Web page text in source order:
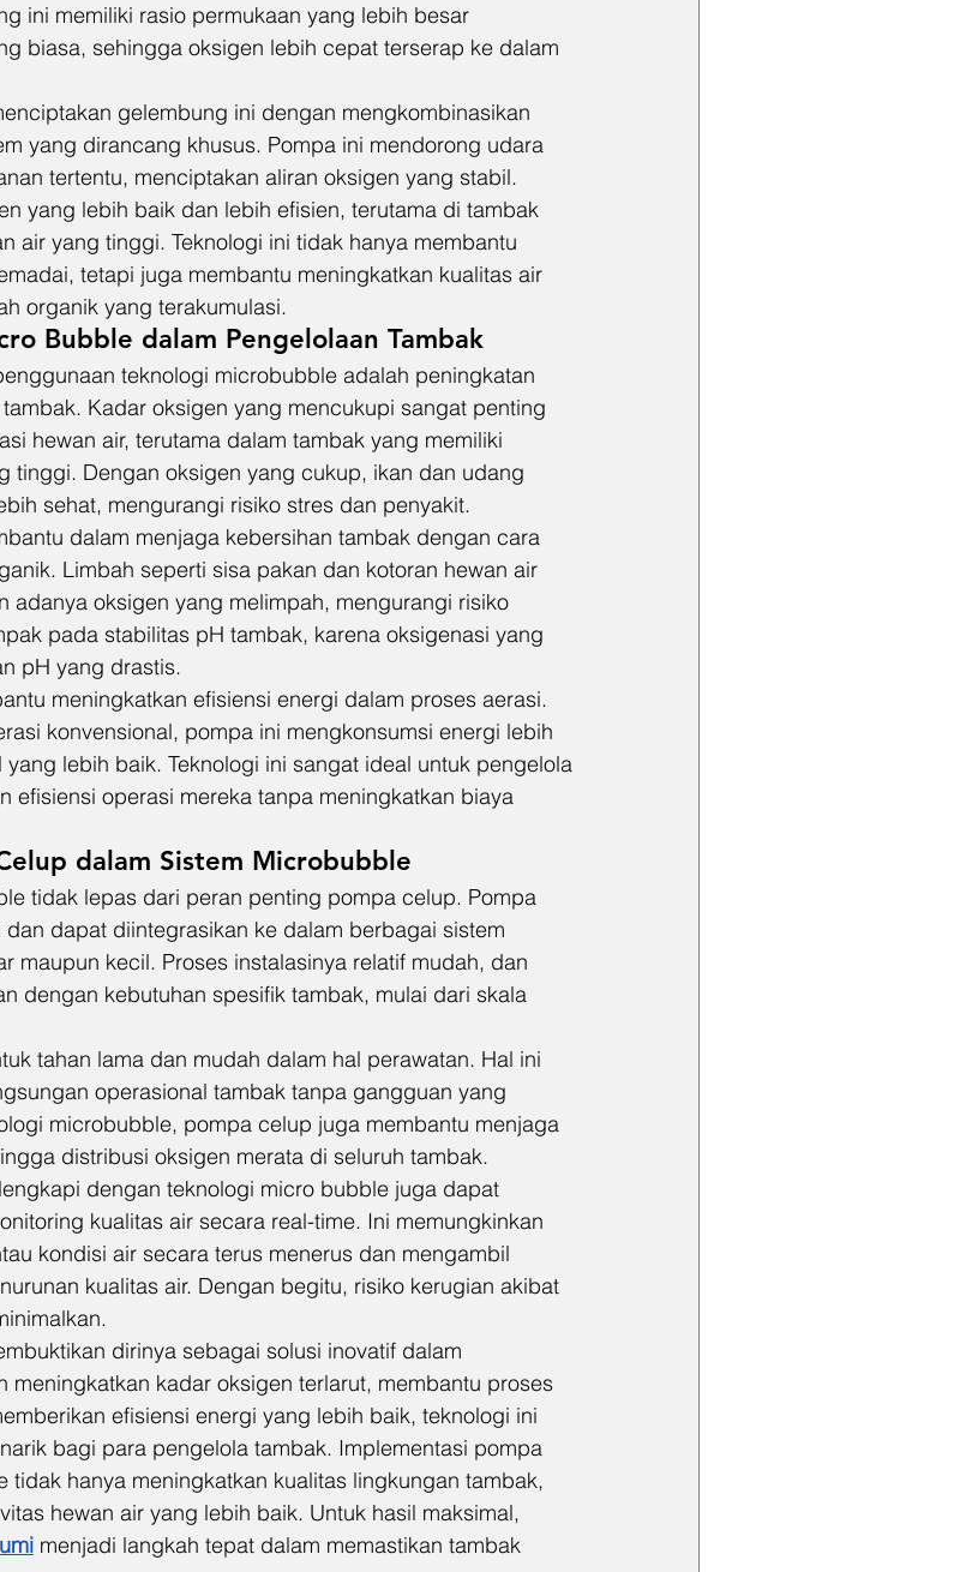
ini memiliki rasio permukaan yang lebih besar
biasa, sehingga oksigen lebih cepat terserap ke dalam
gelembung ini dengan mengkombinasikan
yang dirancang khusus. Pompa ini mendorong udara
tertentu, menciptakan aliran oksigen yang stabil.
yang lebih baik dan lebih efisien, terutama di tambak
air yang tinggi. Teknologi ini tidak hanya membantu
tetapi juga membantu meningkatkan kualitas air
organik yang terakumulasi.
Bubble dalam Pengelolaan Tambak
teknologi microbubble adalah peningkatan
Kadar oksigen yang mencukupi sangat penting
hewan air, terutama dalam tambak yang memiliki
tinggi. Dengan oksigen yang cukup, ikan dan udang
sehat, mengurangi risiko stres dan penyakit.
dalam menjaga kebersihan tambak dengan cara
Limbah seperti sisa pakan dan kotoran hewan air
adanya oksigen yang melimpah, mengurangi risiko
pada stabilitas pH tambak, karena oksigenasi yang
pH yang drastis.
meningkatkan efisiensi energi dalam proses aerasi.
konvensional, pompa ini mengkonsumsi energi lebih
lebih baik. Teknologi ini sangat ideal untuk pengelola
efisiensi operasi mereka tanpa meningkatkan biaya
dalam Sistem Microbubble
tidak lepas dari peran penting pompa celup. Pompa
dapat diintegrasikan ke dalam berbagai sistem
maupun kecil. Proses instalasinya relatif mudah, dan
dengan kebutuhan spesifik tambak, mulai dari skala
tahan lama dan mudah dalam hal perawatan. Hal ini
operasional tambak tanpa gangguan yang
microbubble, pompa celup juga membantu menjaga
distribusi oksigen merata di seluruh tambak.
dengan teknologi micro bubble juga dapat
kualitas air secara real-time. Ini memungkinkan
kondisi air secara terus menerus dan mengambil
kualitas air. Dengan begitu, risiko kerugian akibat
dirinya sebagai solusi inovatif dalam
meningkatkan kadar oksigen terlarut, membantu proses
efisiensi energi yang lebih baik, teknologi ini
bagi para pengelola tambak. Implementasi pompa
hanya meningkatkan kualitas lingkungan tambak,
hewan air yang lebih baik. Untuk hasil maksimal,
menjadi langkah tepat dalam memastikan tambak